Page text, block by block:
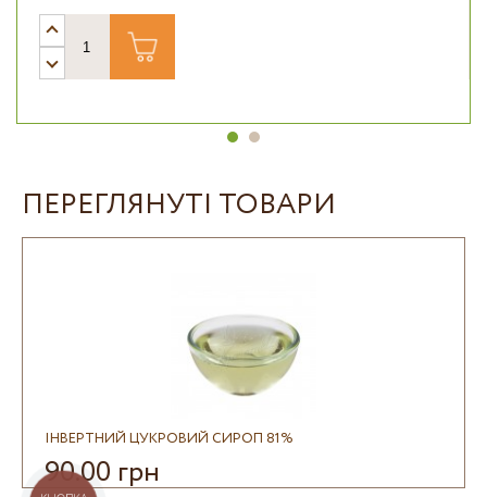
ПЕРЕГЛЯНУТІ ТОВАРИ
ІНВЕРТНИЙ ЦУКРОВИЙ СИРОП 81%
90.00 грн